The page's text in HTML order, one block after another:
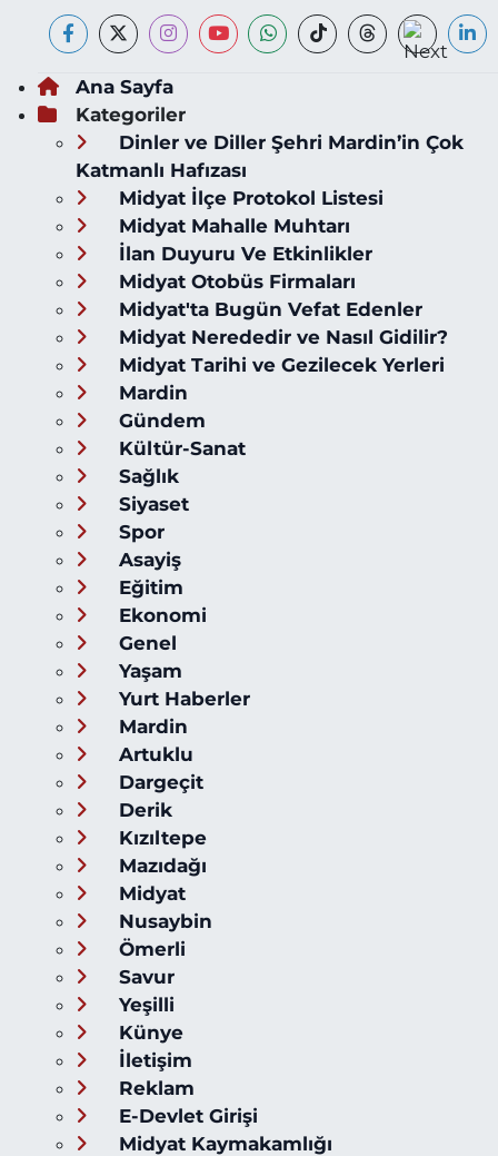
Ana Sayfa
Kategoriler
Dinler ve Diller Şehri Mardin’in Çok
Katmanlı Hafızası
Midyat İlçe Protokol Listesi
Midyat Mahalle Muhtarı
İlan Duyuru Ve Etkinlikler
Midyat Otobüs Firmaları
Midyat'ta Bugün Vefat Edenler
Midyat Nerededir ve Nasıl Gidilir?
Midyat Tarihi ve Gezilecek Yerleri
Mardin
Gündem
Kültür-Sanat
Sağlık
Siyaset
Spor
Asayiş
Eğitim
Ekonomi
Genel
Yaşam
Yurt Haberler
Mardin
Artuklu
Dargeçit
Derik
Kızıltepe
Mazıdağı
Midyat
Nusaybin
Ömerli
Savur
Yeşilli
Künye
İletişim
Reklam
E-Devlet Girişi
Midyat Kaymakamlığı